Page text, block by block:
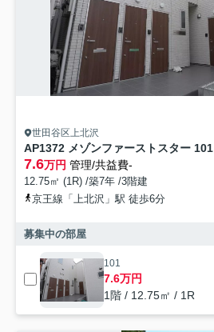
世田谷区上北沢
AP1372 メゾンファーストスター 101
7.6万円 管理/共益費-
12.75㎡ (1R) /築7年 /3階建
京王線「上北沢」駅 徒歩6分
募集中の部屋
101
7.6万円
1階 / 12.75㎡ / 1R